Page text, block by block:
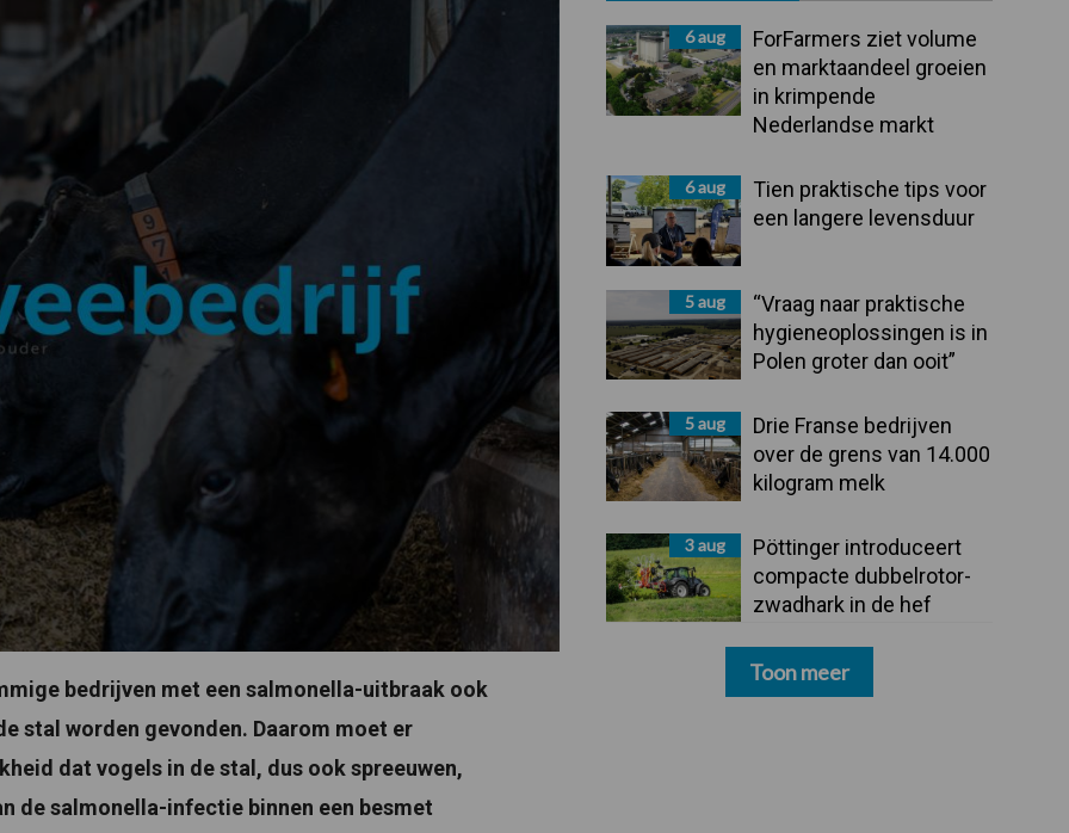
bedrijven met een salmonella-uitbraak ook
stal worden gevonden. Daarom moet er
dat vogels in de stal, dus ook spreeuwen,
de salmonella-infectie binnen een besmet
Sidebar6 aug
ForFarmers ziet volume
en marktaandeel groeien
in krimpende
Nederlandse markt
6 aug
Tien praktische tips voor
een langere levensduur
5 aug
“Vraag naar praktische
hygieneoplossingen is in
Polen groter dan ooit”
5 aug
Drie Franse bedrijven
over de grens van 14.000
kilogram melk
3 aug
Pöttinger introduceert
compacte dubbelrotor-
zwadhark in de hef
Toon meer